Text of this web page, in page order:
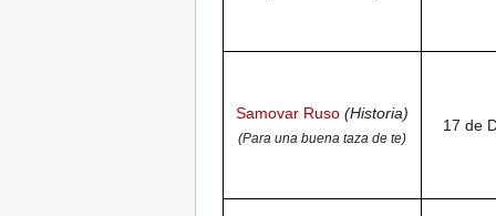
Samovar Ruso (Historia)
(Para una buena taza de te)
17 de